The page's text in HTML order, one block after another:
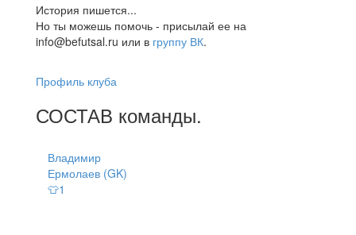
История пишется...
Но ты можешь помочь - присылай ее на
info@befutsal.ru или в группу ВК.
Профиль клуба
СОСТАВ команды.
Владимир
Ермолаев (GK)
👕1